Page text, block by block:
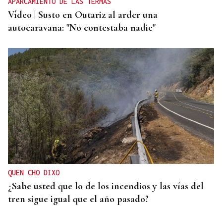
Vídeo | Susto en Outariz al arder una
autocaravana: "No contestaba nadie"
QUEN CHO DIXO
¿Sabe usted que lo de los incendios y las vías del
tren sigue igual que el año pasado?